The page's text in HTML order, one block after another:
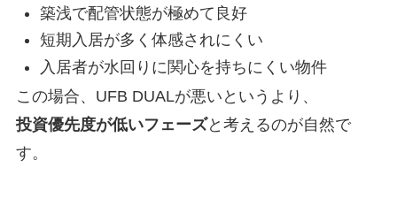
築浅で配管状態が極めて良好
短期入居が多く体感されにくい
入居者が水回りに関心を持ちにくい物件
この場合、UFB DUALが悪いというより、
投資優先度が低いフェーズと考えるのが自然で
す。